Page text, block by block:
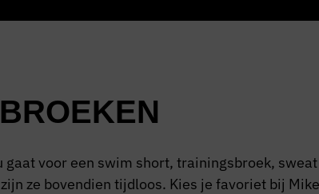
gaat voor een swim short, trainingsbroek,
ze bovendien tijdloos. Kies je favoriet bij